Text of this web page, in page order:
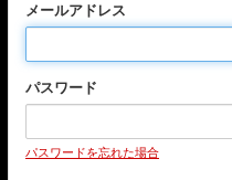
メールアドレス
パスワード
パスワードを忘れた場合